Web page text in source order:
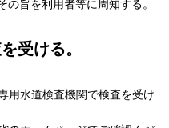
旨を利用者等に周知する。
受ける。
用水道検査機関で検査を受け